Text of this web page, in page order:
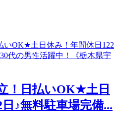
！日払いOK★土日
♪無料駐車場完備...